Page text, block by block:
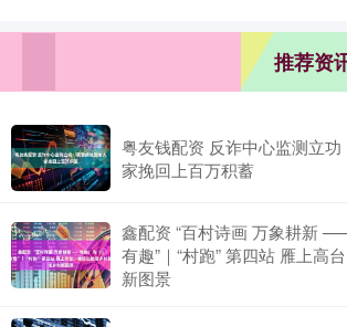
推荐资
粤友钱配资 反诈中心监测立功
家挽回上百万积蓄
鑫配资 “百村诗画 万象耕新
有趣”｜“村跑” 第四站 雁上高
新图景